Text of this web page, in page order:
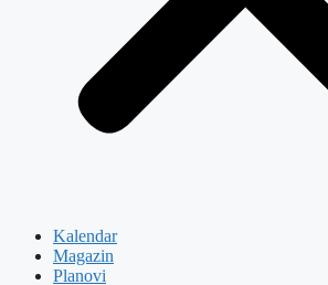
Kalendar
Magazin
Planovi